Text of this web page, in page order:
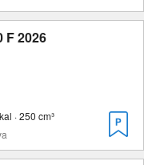
F 2026
· 250 cm³